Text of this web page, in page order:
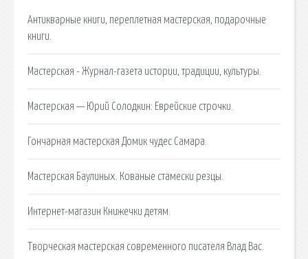
Антикварные книги, переплетная мастерская, подарочные
книги.
Мастерская - Журнал-газета истории, традиции, культуры.
Мастерская — Юрий Солодкин: Еврейские строчки.
Гончарная мастерская Домик чудес Самара.
Мастерская Баулиных. Кованые стамески резцы.
Интернет-магазин Книжечки детям.
Творческая мастерская современного писателя Влад Вас.